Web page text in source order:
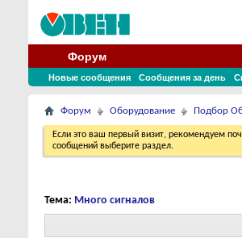
Форум
Новые сообщения Сообщения за день
Форум Оборудование Подбор
Если это ваш первый визит, рекомендуем
сообщений выберите раздел.
Тема: Много сигналов